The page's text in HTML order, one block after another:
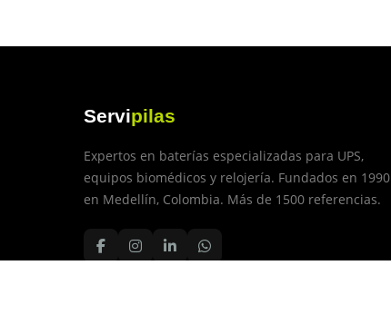
Servipilas
Expertos en baterías especializadas para UPS,
equipos biomédicos y relojería. Fundados en 1990
en Medellín, Colombia. Más de 1500 referencias.